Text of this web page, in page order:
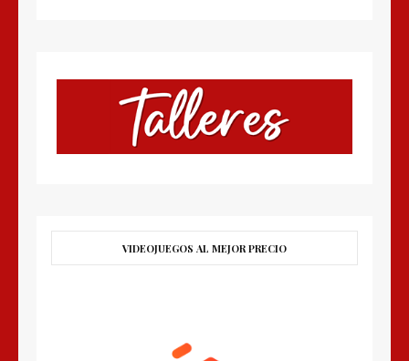
VIDEOJUEGOS AL MEJOR PRECIO